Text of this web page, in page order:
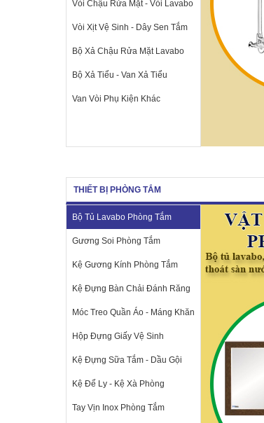
Vòi Chậu Rửa Mặt - Vòi Lavabo
Vòi Xịt Vệ Sinh - Dây Sen Tắm
Bộ Xả Chậu Rửa Mặt Lavabo
Bộ Xả Tiểu - Van Xả Tiểu
Van Vòi Phụ Kiện Khác
THIẾT BỊ PHÒNG TẮM
Bộ Tủ Lavabo Phòng Tắm
Gương Soi Phòng Tắm
Kệ Gương Kính Phòng Tắm
Kệ Đựng Bàn Chải Đánh Răng
Móc Treo Quần Áo - Máng Khăn
Hộp Đựng Giấy Vệ Sinh
Kệ Đựng Sữa Tắm - Dầu Gội
Kệ Để Ly - Kệ Xà Phòng
Tay Vịn Inox Phòng Tắm